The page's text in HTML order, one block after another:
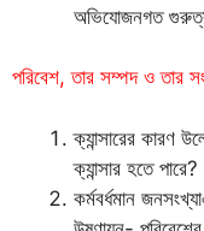
অভিযোজনগত
পরিবেশ, তার সম্পদ ও তার
ক্যান্সারের কারণ
ক্যান্সার হতে
কর্মবর্ধমান